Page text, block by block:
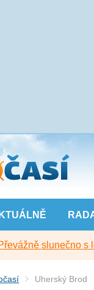
slunečno s
Uherský Brod